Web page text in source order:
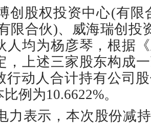
股权投资中心(有限
限合伙)、威海瑞创投
人均为杨彦琴，根据
，上述三家股东构成
行动人合计持有公司
例为10.6622%。
表示，本次股份减持